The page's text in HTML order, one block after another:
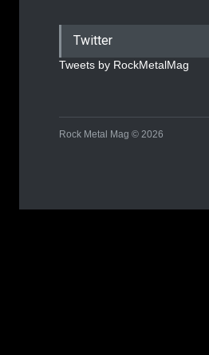
Twitter
Tweets by RockMetalMag
Rock Metal Mag © 2026